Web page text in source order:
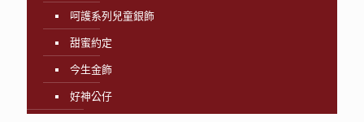
呵護系列兒童銀飾
甜蜜約定
今生金飾
好神公仔